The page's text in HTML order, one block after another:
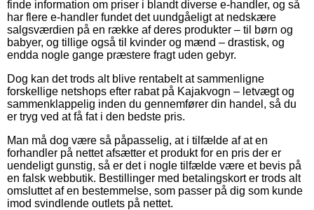
finde information om priser i blandt diverse e-handler, og så
har flere e-handler fundet det uundgåeligt at nedskære
salgsværdien på en række af deres produkter – til børn og
babyer, og tillige også til kvinder og mænd – drastisk, og
endda nogle gange præstere fragt uden gebyr.
Dog kan det trods alt blive rentabelt at sammenligne
forskellige netshops efter rabat på Kajakvogn – letvægt og
sammenklappelig inden du gennemfører din handel, så du
er tryg ved at få fat i den bedste pris.
Man må dog være så påpasselig, at i tilfælde af at en
forhandler på nettet afsætter et produkt for en pris der er
uendeligt gunstig, så er det i nogle tilfælde være et bevis på
en falsk webbutik. Bestillinger med betalingskort er trods alt
omsluttet af en bestemmelse, som passer på dig som kunde
imod svindlende outlets på nettet.